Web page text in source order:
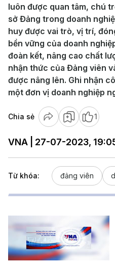
luôn được quan tâm, chú
sở Đảng trong doanh
huy được vai trò, vị trí,
bền vững của doanh
đoàn kết, nâng cao chất
nhận thức của Đảng viên
được nâng lên. Ghi nhận
một đơn vị doanh nghiệp
Chia sẻ 1
VNA | 27-07-2023,
Từ khóa: đảng viên